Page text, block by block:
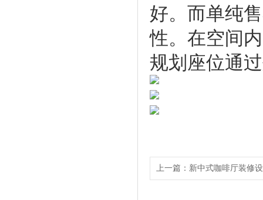
好。而单纯
性。在空间
规划座位通
上一篇： 新中式咖啡厅装修